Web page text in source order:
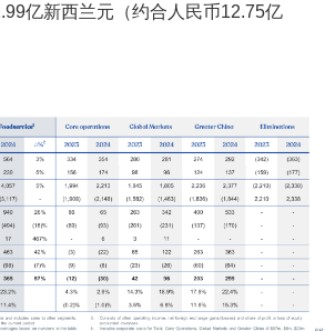
亿新西兰元（约合人民币12.75亿